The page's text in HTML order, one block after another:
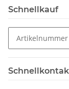
Schnellkauf